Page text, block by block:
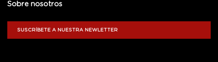
Sobre nosotros
SUSCRÍBETE A NUESTRA NEWLETTER